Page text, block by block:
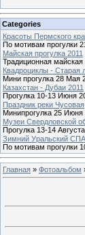
Categories
Красоты Пермского
По мотивам прогулки
Майская прогулка 2011
Традиционная майская
Квадроциклы - Старая
Мини прогулка 28 Мая
Казахстан - Дубаи 2011
Прогулка 10-13 Июня
Праздник реки Чусовая
Минипрогулка 25 Июня
Музеи Свердловской
Прогулка 13-14
Зимний Уральский СПА
По мотивам прогулки
Главная » Фотоальбом